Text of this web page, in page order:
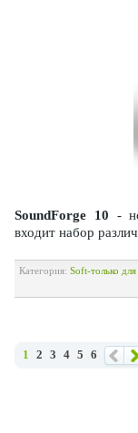
SoundForge 10 -
входит набор
Категория: Soft-только
1 2 3 4 5
6